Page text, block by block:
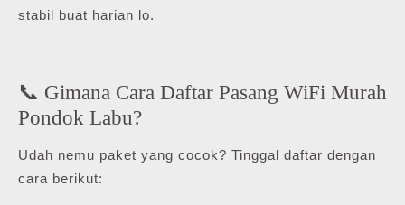
stabil buat harian lo.
📞 Gimana Cara Daftar Pasang WiFi Murah
Pondok Labu?
Udah nemu paket yang cocok? Tinggal daftar dengan
cara berikut: